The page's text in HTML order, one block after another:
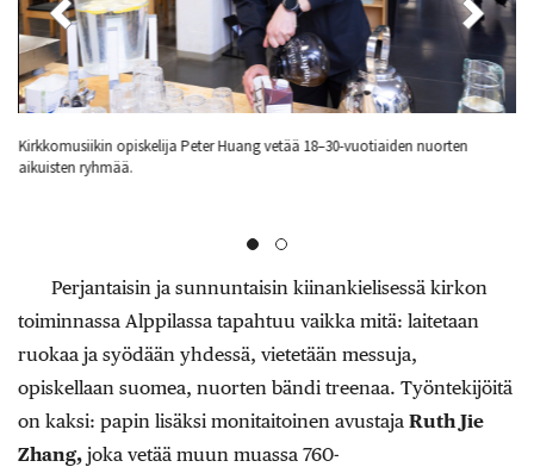
Kirkkomusiikin opiskelija Peter Huang vetää 18–30-vuotiaiden nuorten
aikuisten ryhmää.
Perjantaisin ja sunnuntaisin kiinankielisessä kirkon
toiminnassa Alppilassa tapahtuu vaikka mitä: laitetaan
ruokaa ja syödään yhdessä, vietetään messuja,
opiskellaan suomea, nuorten bändi treenaa. Työntekijöitä
on kaksi: papin lisäksi monitaitoinen avustaja Ruth Jie
Zhang, joka vetää muun muassa 760-